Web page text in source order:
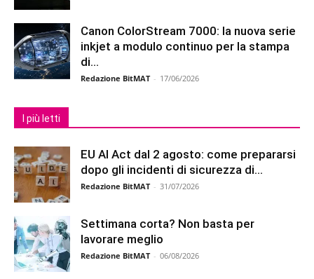
Canon ColorStream 7000: la nuova serie
inkjet a modulo continuo per la stampa
di...
Redazione BitMAT - 17/06/2026
I più letti
EU AI Act dal 2 agosto: come prepararsi
dopo gli incidenti di sicurezza di...
Redazione BitMAT - 31/07/2026
Settimana corta? Non basta per
lavorare meglio
Redazione BitMAT - 06/08/2026